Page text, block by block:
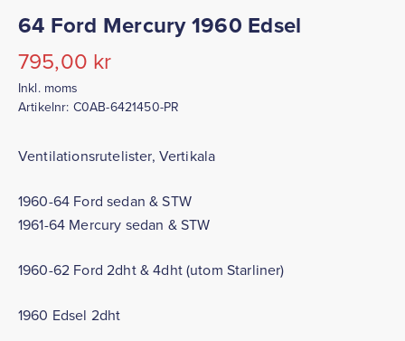
64 Ford Mercury 1960 Edsel
795,00 kr
Inkl. moms
Artikelnr: C0AB-6421450-PR
Ventilationsrutelister, Vertikala
1960-64 Ford sedan & STW
1961-64 Mercury sedan & STW
1960-62 Ford 2dht & 4dht (utom Starliner)
1960 Edsel 2dht